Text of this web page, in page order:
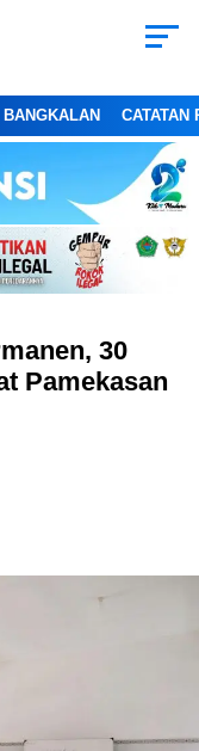
BANGKALAN CATATAN
30
Pamekasan